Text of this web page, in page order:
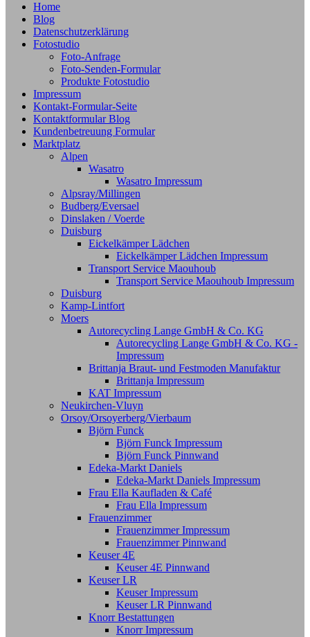
Home
Blog
Datenschutzerklärung
Fotostudio
Foto-Anfrage
Foto-Senden-Formular
Produkte Fotostudio
Impressum
Kontakt-Formular-Seite
Kontaktformular Blog
Kundenbetreuung Formular
Marktplatz
Alpen
Wasatro
Wasatro Impressum
Alpsray/Millingen
Budberg/Eversael
Dinslaken / Voerde
Duisburg
Eickelkämper Lädchen
Eickelkämper Lädchen Impressum
Transport Service Maouhoub
Transport Service Maouhoub Impressum
Duisburg
Kamp-Lintfort
Moers
Autorecycling Lange GmbH & Co. KG
Autorecycling Lange GmbH & Co. KG -
Impressum
Brittanja Braut- und Festmoden Manufaktur
Brittanja Impressum
KAT Impressum
Neukirchen-Vluyn
Orsoy/Orsoyerberg/Vierbaum
Björn Funck
Björn Funck Impressum
Björn Funck Pinnwand
Edeka-Markt Daniels
Edeka-Markt Daniels Impressum
Frau Ella Kaufladen & Café
Frau Ella Impressum
Frauenzimmer
Frauenzimmer Impressum
Frauenzimmer Pinnwand
Keuser 4E
Keuser 4E Pinnwand
Keuser LR
Keuser Impressum
Keuser LR Pinnwand
Knorr Bestattungen
Knorr Impressum